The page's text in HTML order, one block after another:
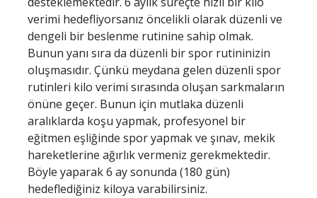
verimi hedefliyorsanız öncelikli olarak düzenli ve
dengeli bir beslenme rutinine sahip olmak.
Bunun yanı sıra da düzenli bir spor rutininizin
oluşmasıdır. Çünkü meydana gelen düzenli spor
rutinleri kilo verimi sırasında oluşan sarkmaların
önüne geçer. Bunun için mutlaka düzenli
aralıklarda koşu yapmak, profesyonel bir
eğitmen eşliğinde spor yapmak ve şınav, mekik
hareketlerine ağırlık vermeniz gerekmektedir.
Böyle yaparak 6 ay sonunda (180 gün)
hedeflediğiniz kiloya varabilirsiniz.